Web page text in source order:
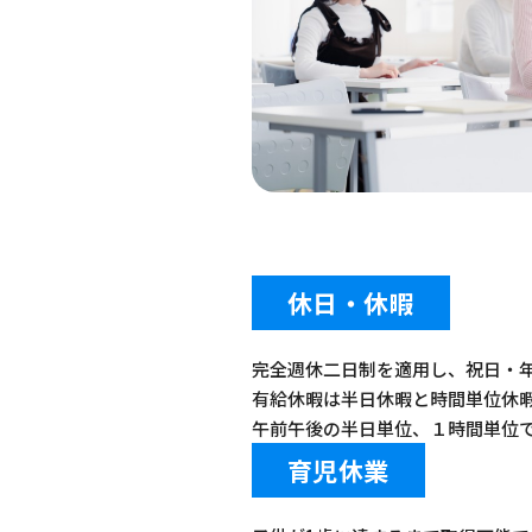
休日・休暇
完全週休二日制を適用し、祝日・
有給休暇は半日休暇と時間単位休
午前午後の半日単位、１時間単位
育児休業